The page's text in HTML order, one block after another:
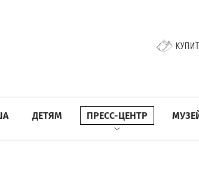
ДЕТЯМ ПРЕСС-ЦЕНТР